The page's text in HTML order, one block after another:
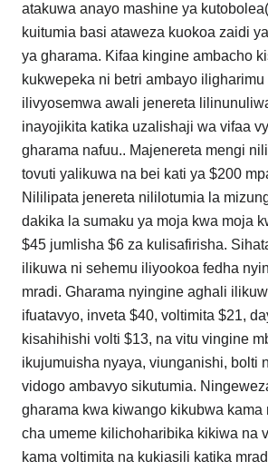
atakuwa anayo mashine ya
kuitumia basi ataweza kuokoa zaidi
ya gharama. Kifaa kingine ambacho
kukwepeka ni betri ambayo iligharimu
ilivyosemwa awali jenereta
inayojikita katika uzalishaji wa vifaa
gharama nafuu.. Majenereta mengi
tovuti yalikuwa na bei kati ya $200
Nililipata jenereta nililotumia la
dakika la sumaku ya moja kwa moja
$45 jumlisha $6 za kulisafirisha.
ilikuwa ni sehemu iliyookoa fedha
mradi. Gharama nyingine aghali
ifuatavyo, inveta $40, voltimita $21,
kisahihishi volti $13, na vitu vingine
ikujumuisha nyaya, viunganishi, bolti
vidogo ambavyo sikutumia.
gharama kwa kiwango kikubwa kama
cha umeme kilichoharibika kikiwa na
kama voltimita na kukiasili katika